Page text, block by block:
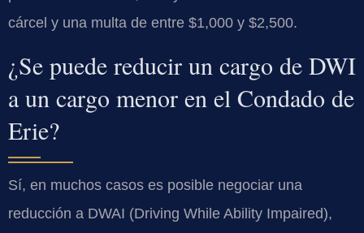
cárcel y una multa de entre $1,000 y $2,500.
¿Se puede reducir un cargo de DWI
a un cargo menor en el Condado de
Erie?
Sí, en muchos casos es posible negociar una
reducción a DWAI (Driving While Ability Impaired),